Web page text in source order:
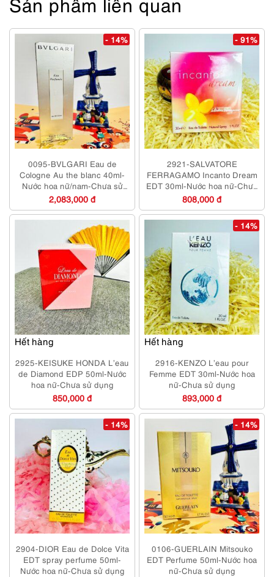
- 14%
0095-BVLGARI Eau de
Cologne Au the blanc 40ml-
Nước hoa nữ/nam-Chưa sử
dụng
2,083,000 đ
- 91%
2921-SALVATORE
FERRAGAMO Incanto Dream
EDT 30ml-Nước hoa nữ-Chưa
sử dụng
808,000 đ
Hết hàng
2925-KEISUKE HONDA L’eau
de Diamond EDP 50ml-Nước
hoa nữ-Chưa sử dụng
850,000 đ
Hết hàng
- 14%
2916-KENZO L’eau pour
Femme EDT 30ml-Nước hoa
nữ-Chưa sử dụng
893,000 đ
- 14%
2904-DIOR Eau de Dolce Vita
EDT spray perfume 50ml-
Nước hoa nữ-Chưa sử dụng
- 14%
0106-GUERLAIN Mitsouko
EDT Perfume 50ml-Nước hoa
nữ-Chưa sử dụng